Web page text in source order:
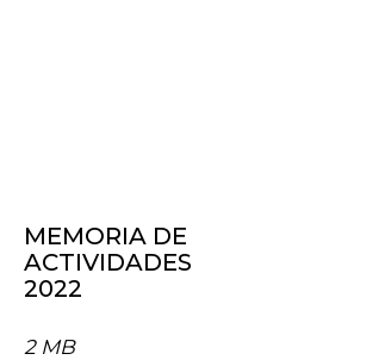
MEMORIA DE
ACTIVIDADES
2022
2 MB